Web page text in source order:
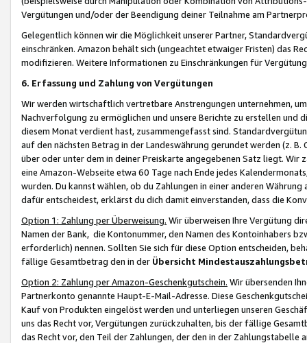
Vergütungen und/oder der Beendigung deiner Teilnahme am
Gelegentlich können wir die Möglichkeit unserer Partner,
einschränken. Amazon behält sich (ungeachtet etwaiger Fristen) das
modifizieren. Weitere Informationen zu Einschränkungen für
6. Erfassung und Zahlung von Vergütungen
Wir werden wirtschaftlich vertretbare Anstrengungen unternehmen,
Nachverfolgung zu ermöglichen und unsere Berichte zu erstellen und
diesem Monat verdient hast, zusammengefasst sind.
auf den nächsten Betrag in der Landeswährung gerundet werden (z.
über oder unter dem in deiner Preiskarte angegebenen Satz liegt.
eine Amazon-Webseite etwa 60 Tage nach Ende jedes
wurden. Du kannst wählen, ob du Zahlungen in einer anderen
dafür entscheidest, erklärst du dich damit einverstanden, dass die
Option 1: Zahlung per Überweisung. Wir überweisen Ihre Vergütung
Namen der Bank, die Kontonummer, den Namen des Kontoinhabers
erforderlich) nennen. Sollten Sie sich für diese Option entscheiden,
fällige Gesamtbetrag den in der Übersicht
Option 2: Zahlung per Amazon-Geschenkgutschein. Wir übersenden
Partnerkonto genannte Haupt-E-Mail-Adresse. Diese
Kauf von Produkten eingelöst werden und unterliegen unseren
uns das Recht vor, Vergütungen zurückzuhalten, bis der fällige
das Recht vor, den Teil der Zahlungen, der den in der